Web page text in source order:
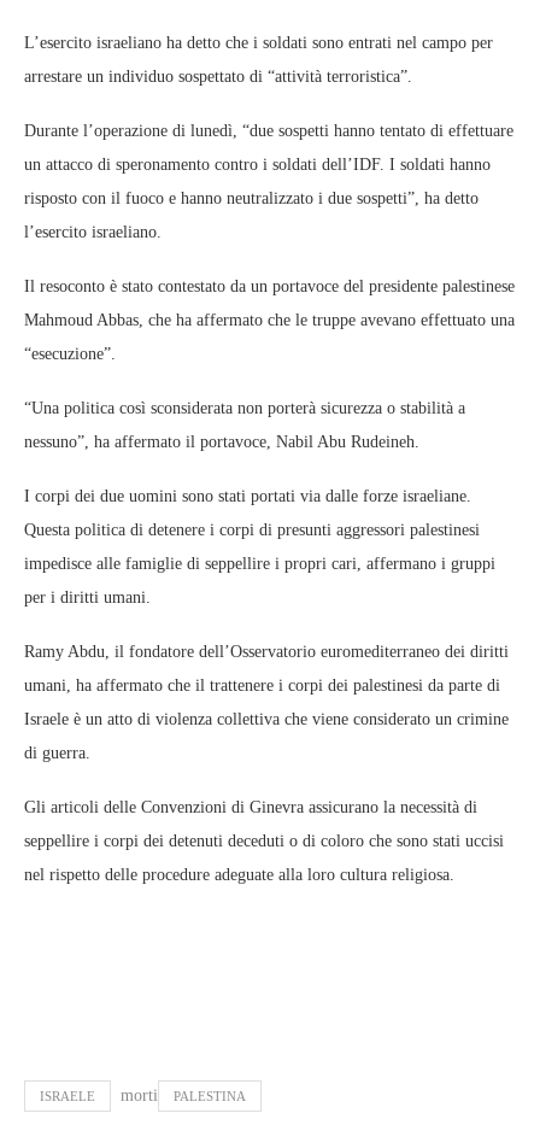
L’esercito israeliano ha detto che i soldati sono entrati nel campo per
arrestare un individuo sospettato di “attività terroristica”.
Durante l’operazione di lunedì, “due sospetti hanno tentato di effettuare
un attacco di speronamento contro i soldati dell’IDF. I soldati hanno
risposto con il fuoco e hanno neutralizzato i due sospetti”, ha detto
l’esercito israeliano.
Il resoconto è stato contestato da un portavoce del presidente palestinese
Mahmoud Abbas, che ha affermato che le truppe avevano effettuato una
“esecuzione”.
“Una politica così sconsiderata non porterà sicurezza o stabilità a
nessuno”, ha affermato il portavoce, Nabil Abu Rudeineh.
I corpi dei due uomini sono stati portati via dalle forze israeliane.
Questa politica di detenere i corpi di presunti aggressori palestinesi
impedisce alle famiglie di seppellire i propri cari, affermano i gruppi
per i diritti umani.
Ramy Abdu, il fondatore dell’Osservatorio euromediterraneo dei diritti
umani, ha affermato che il trattenere i corpi dei palestinesi da parte di
Israele è un atto di violenza collettiva che viene considerato un crimine
di guerra.
Gli articoli delle Convenzioni di Ginevra assicurano la necessità di
seppellire i corpi dei detenuti deceduti o di coloro che sono stati uccisi
nel rispetto delle procedure adeguate alla loro cultura religiosa.
ISRAELE morti PALESTINA